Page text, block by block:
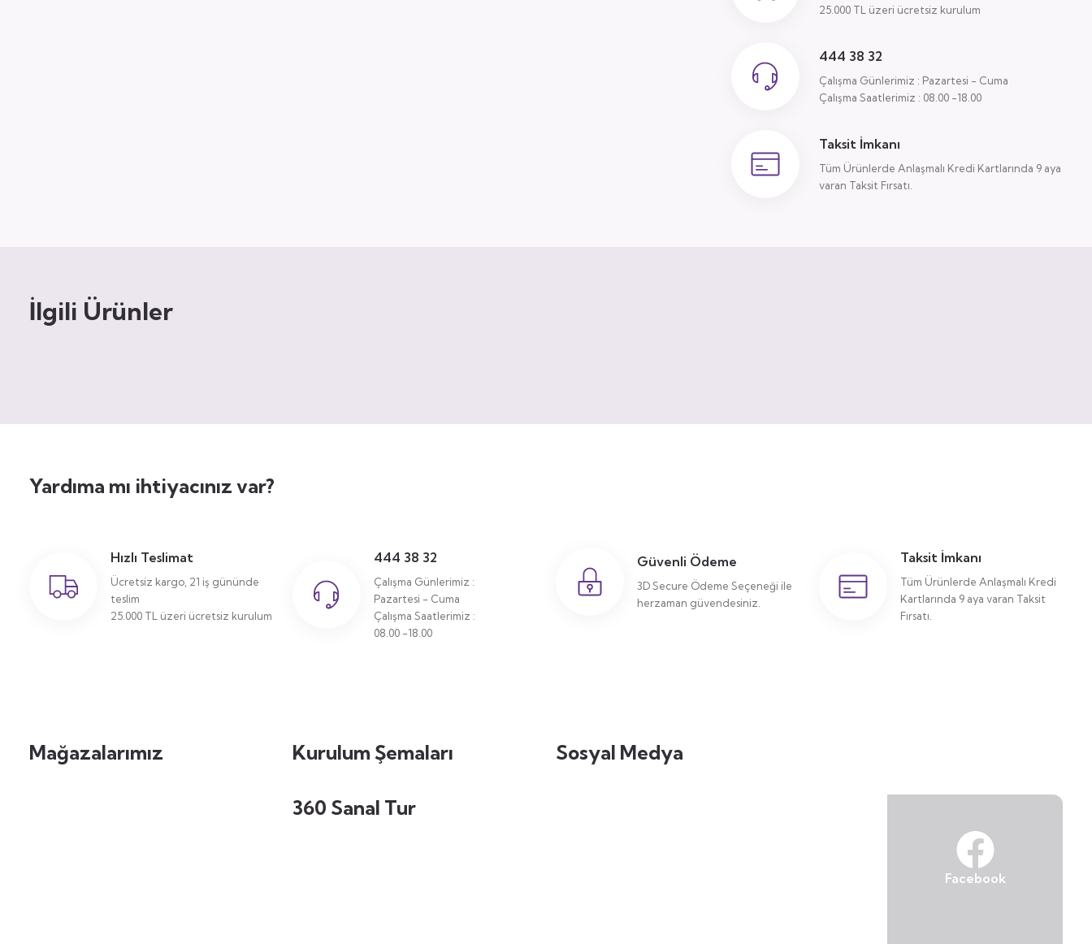
25.000 TL üzeri ücretsiz kurulum
444 38 32
Çalışma Günlerimiz : Pazartesi - Cuma
Çalışma Saatlerimiz : 08.00 -18.00
Taksit İmkanı
Tüm Ürünlerde Anlaşmalı Kredi Kartlarında 9 aya
varan Taksit Fırsatı.
İlgili Ürünler
Yardıma mı ihtiyacınız var?
Hızlı Teslimat
Ücretsiz kargo, 21 iş gününde
teslim
25.000 TL üzeri ücretsiz kurulum
444 38 32
Çalışma Günlerimiz :
Pazartesi - Cuma
Çalışma Saatlerimiz :
08.00 -18.00
Güvenli Ödeme
3D Secure Ödeme Seçeneği ile
herzaman güvendesiniz.
Taksit İmkanı
Tüm Ürünlerde Anlaşmalı Kredi
Kartlarında 9 aya varan Taksit
Fırsatı.
Mağazalarımız Kurulum Şemaları
360 Sanal Tur
Sosyal Medya
Facebook